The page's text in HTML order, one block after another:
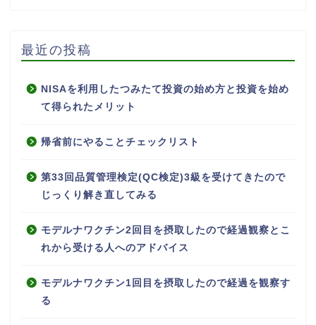
最近の投稿
NISAを利用したつみたて投資の始め方と投資を始め
て得られたメリット
帰省前にやることチェックリスト
第33回品質管理検定(QC検定)3級を受けてきたので
じっくり解き直してみる
モデルナワクチン2回目を摂取したので経過観察とこ
れから受ける人へのアドバイス
モデルナワクチン1回目を摂取したので経過を観察す
る